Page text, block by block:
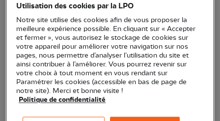
de Senailly, partons à la recherche des rares pie-
grièches à tête rousse ou des pie-grièches
écorcheur, des huppes fasciées et des tourterelles
des bois !
Animé par Georges Risoud.
RDV à 9 h devant la mairie de Senailly. Retour
prévu vers midi.
Utilisation des cookies par la LPO
Notre site utilise des cookies afin de vous proposer la
meilleure expérience possible. En cliquant sur « Accepter
et fermer », vous autorisez le stockage de cookies sur
votre appareil pour améliorer votre navigation sur nos
pages, nous permettre d’analyser l’utilisation du site et
ainsi contribuer à l’améliorer. Vous pourrez revenir sur
votre choix à tout moment en vous rendant sur
Paramétrer les cookies (accessible en bas de page de
notre site). Merci et bonne visite !
Politique de confidentialité